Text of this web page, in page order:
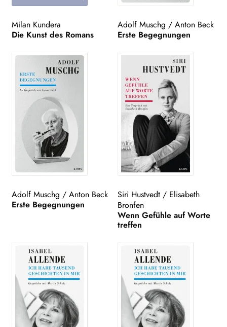
Milan Kundera
Die Kunst des Romans
Adolf Muschg /Anton Beck
Erste Begegnungen
Adolf Muschg / Anton Beck
Erste Begegnungen
Siri Hustvedt / Elisabeth
Bronfen
Wenn Gefühle auf Worte
treffen